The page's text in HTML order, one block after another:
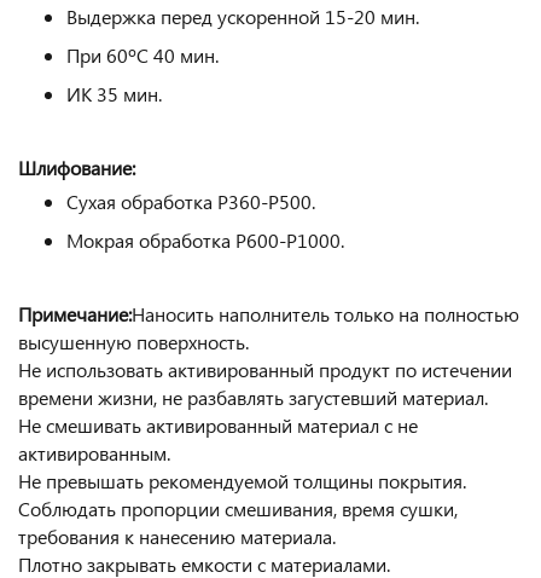
Выдержка перед ускоренной 15-20 мин.
При 60ºС 40 мин.
ИК 35 мин.
Шлифование:
Сухая обработка Р360-Р500.
Мокрая обработка Р600-Р1000.
Примечание:Наносить наполнитель только на полностью
высушенную поверхность.
Не использовать активированный продукт по истечении
времени жизни, не разбавлять загустевший материал.
Не смешивать активированный материал с не
активированным.
Не превышать рекомендуемой толщины покрытия.
Соблюдать пропорции смешивания, время сушки,
требования к нанесению материала.
Плотно закрывать емкости с материалами.